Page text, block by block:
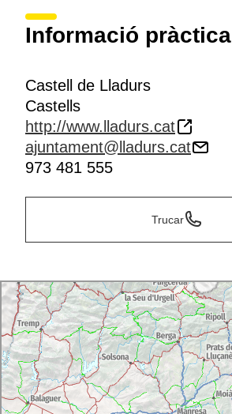
Informació pràctica
Castell de Lladurs
Castells
http://www.lladurs.cat
ajuntament@lladurs.cat
973 481 555
Trucar